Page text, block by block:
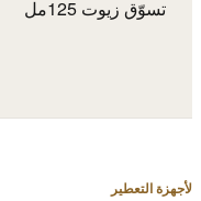
تسوّق زيوت 125مل
لأجهزة التعطير